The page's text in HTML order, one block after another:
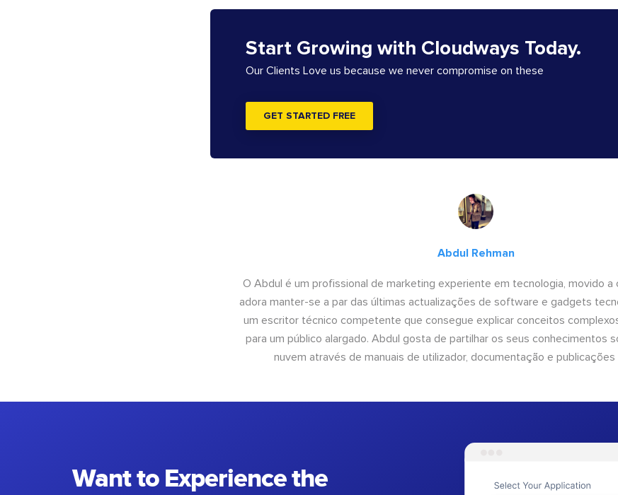
Start Growing with Cloudways Today.
Our Clients Love us because we never compromise on these
GET STARTED FREE
Abdul Rehman
O Abdul é um profissional de marketing experiente em tecnologia, movido a
adora manter-se a par das últimas actualizações de software e gadgets
um escritor técnico competente que consegue explicar conceitos
para um público alargado. Abdul gosta de partilhar os seus conhecimentos
nuvem através de manuais de utilizador, documentação e publicações
Want to Experience the